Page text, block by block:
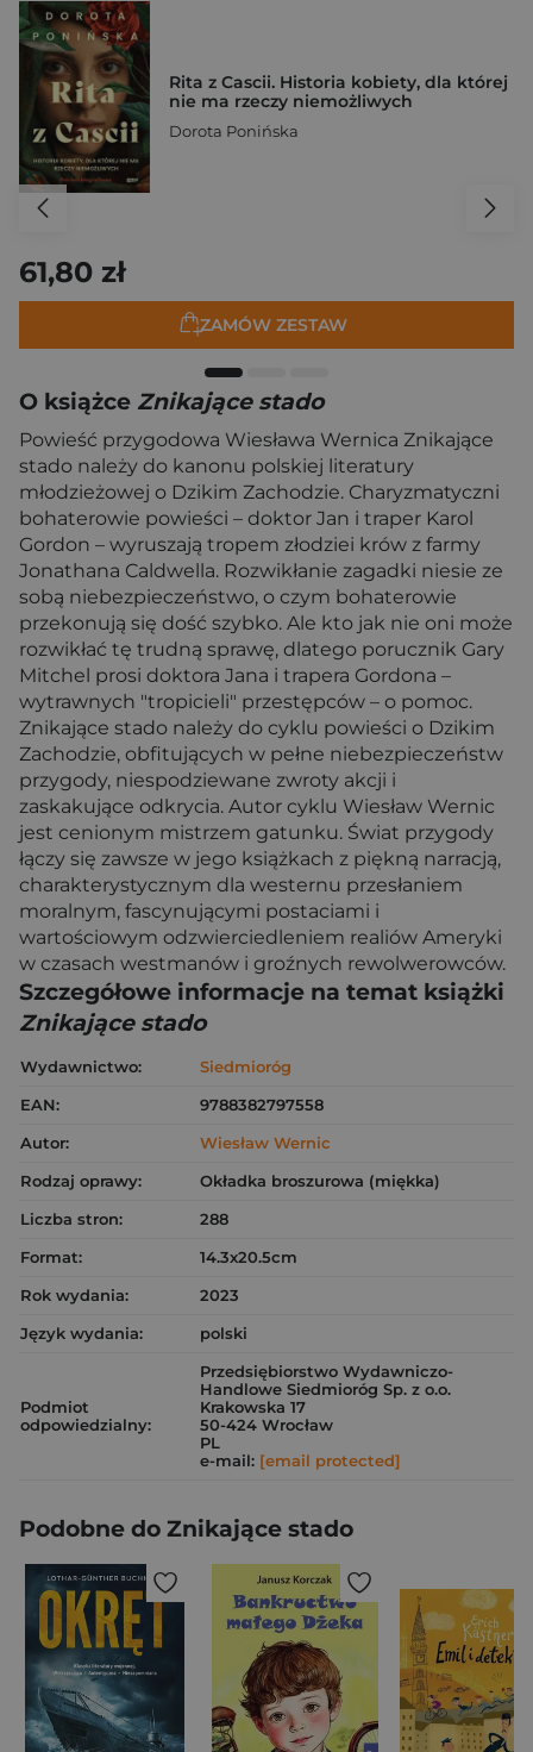
Rita z Cascii. Historia kobiety, dla której
nie ma rzeczy niemożliwych
Dorota Ponińska
61,80 zł
ZAMÓW ZESTAW
O książce Znikające stado
Powieść przygodowa Wiesława Wernica Znikające
stado należy do kanonu polskiej literatury
młodzieżowej o Dzikim Zachodzie. Charyzmatyczni
bohaterowie powieści – doktor Jan i traper Karol
Gordon – wyruszają tropem złodziei krów z farmy
Jonathana Caldwella. Rozwikłanie zagadki niesie ze
sobą niebezpieczeństwo, o czym bohaterowie
przekonują się dość szybko. Ale kto jak nie oni może
rozwikłać tę trudną sprawę, dlatego porucznik Gary
Mitchel prosi doktora Jana i trapera Gordona –
wytrawnych "tropicieli" przestępców – o pomoc.
Znikające stado należy do cyklu powieści o Dzikim
Zachodzie, obfitujących w pełne niebezpieczeństw
przygody, niespodziewane zwroty akcji i
zaskakujące odkrycia. Autor cyklu Wiesław Wernic
jest cenionym mistrzem gatunku. Świat przygody
łączy się zawsze w jego książkach z piękną narracją,
charakterystycznym dla westernu przesłaniem
moralnym, fascynującymi postaciami i
wartościowym odzwierciedleniem realiów Ameryki
w czasach westmanów i groźnych rewolwerowców.
Szczegółowe informacje na temat książki
Znikające stado
Wydawnictwo:
Siedmioróg
EAN:
9788382797558
Autor:
Wiesław Wernic
Rodzaj oprawy:
Okładka broszurowa (miękka)
Liczba stron:
288
Format:
14.3x20.5cm
Rok wydania:
2023
Język wydania:
polski
Podmiot
odpowiedzialny:
Przedsiębiorstwo Wydawniczo-
Handlowe Siedmioróg Sp. z o.o.
Krakowska 17
50-424 Wrocław
PL
e-mail: [email protected]
Podobne do Znikające stado